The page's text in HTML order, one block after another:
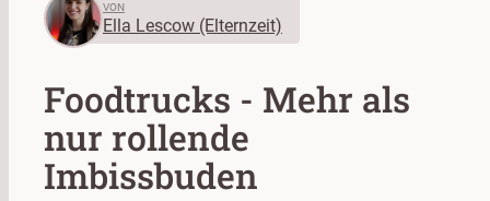
VON
Ella Lescow (Elternzeit)
Foodtrucks - Mehr als
nur rollende
Imbissbuden